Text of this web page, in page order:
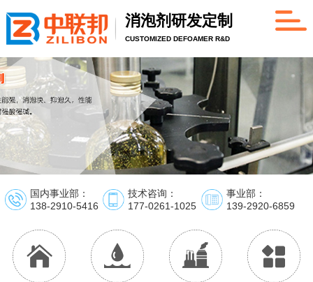
消泡剂研发定制
CUSTOMIZED DEFOAMER R&D
国内事业部：
138-2910-5416
技术咨询：
177-0261-1025
事业部：
139-2920-6859